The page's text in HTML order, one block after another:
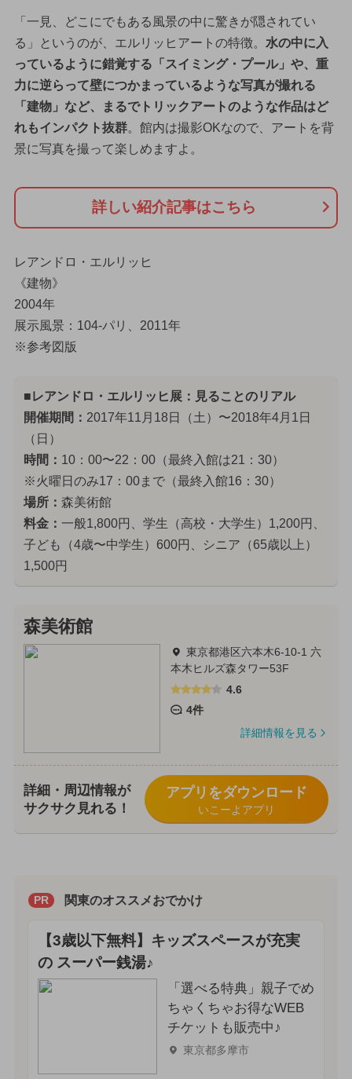
「一見、どこにでもある風景の中に驚きが隠されてい
る」というのが、エルリッヒアートの特徴。 水の中に入
っているように錯覚する「スイミング・プール」や、重
力に逆らって壁につかまっているような写真が撮れる
「建物」など、まるでトリックアートのような作品はど
れもインパクト抜群。館内は撮影OKなので、アートを背
景に写真を撮って楽しめますよ。
詳しい紹介記事はこちら
レアンドロ・エルリッヒ
《建物》
2004年
展示風景：104-パリ、2011年
※参考図版
■レアンドロ・エルリッヒ展：見ることのリアル
開催期間： 2017年11月18日（土）〜2018年4月1日
（日）
時間： 10：00〜22：00（最終入館は21：30）
※火曜日のみ17：00まで（最終入館16：30）
場所： 森美術館
料金： 一般1,800円、学生（高校・大学生）1,200円、
子ども（4歳〜中学生）600円、シニア（65歳以上）
1,500円
森美術館
東京都港区六本木6-10-1 六
本木ヒルズ森タワー53F
4.6
4件
詳細情報を見る
詳細・周辺情報が
サクサク見れる！
アプリをダウンロード
いこーよアプリ
PR 関東のオススメおでかけ
【3歳以下無料】キッズスペースが充実
の スーパー銭湯♪
「選べる特典」親子でめ
ちゃくちゃお得なWEB
チケットも販売中♪
東京都多摩市